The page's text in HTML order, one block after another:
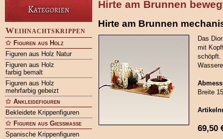
Kategorien
Weihnachtskrippen
Figuren aus Holz
Figuren aus Holz Natur
Figuren aus Holz
farbig bemalt
Figuren aus Holz
mehrfarbig gebeizt
Ankleidefiguren
Bekleidete Krippenfiguren
Figuren aus Gießmasse
Spanische Krippenfiguren
Hirte am Brunnen
Hirte am Brunnen
Das
mit
schöpft.
Breite
69,50